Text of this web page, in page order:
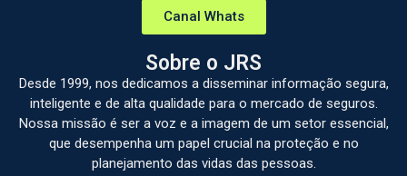
Canal Whats
Sobre o JRS
Desde 1999, nos dedicamos a disseminar informação segura,
inteligente e de alta qualidade para o mercado de seguros.
Nossa missão é ser a voz e a imagem de um setor essencial,
que desempenha um papel crucial na proteção e no
planejamento das vidas das pessoas.